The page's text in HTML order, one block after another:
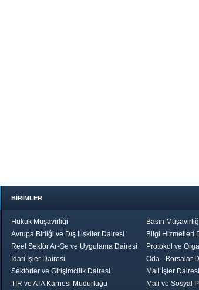
BİRİMLER
Hukuk Müşavirliği
Basın
Avrupa Birliği ve Dış İlişkiler Dairesi
Bilgi Hizmetleri
Reel Sektör Ar-Ge ve Uygulama Dairesi
Protokol ve
İdari İşler Dairesi
Oda - Borsalar
Sektörler ve Girişimcilik Dairesi
Mali İşler Dairesi
TIR ve ATA Karnesi Müdürlüğü
Mali ve Sosyal